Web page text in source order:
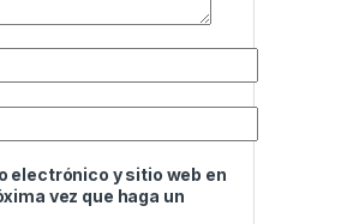
electrónico y sitio web en
vez que haga un